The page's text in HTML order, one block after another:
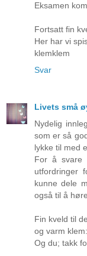
Eksamen
Fortsatt fin
Her har vi
klemklem
Svar
Livets små
Nydelig
som er så
lykke til med
For å svare
utfordringer
kunne dele
også til å
Fin kveld til
og varm
Og du; takk